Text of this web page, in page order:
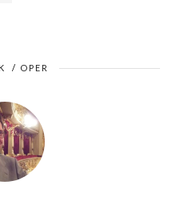
/ OPER